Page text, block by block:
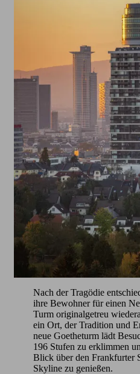
Nach der Tragödie
ihre Bewohner für einen
Turm originalgetreu
ein Ort, der Tradition und
neue Goetheturm lädt
196 Stufen zu erklimmen
Blick über den Frankfurter
Skyline zu genießen.